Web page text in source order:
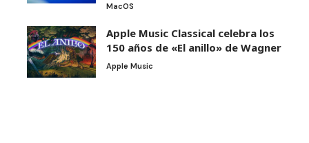
MacOS
Apple Music Classical celebra los
150 años de «El anillo» de Wagner
Apple Music